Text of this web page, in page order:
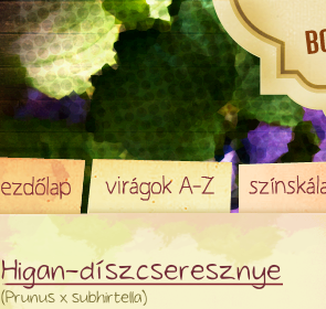
Higan-díszcseresznye
(Prunus x subhirtella)